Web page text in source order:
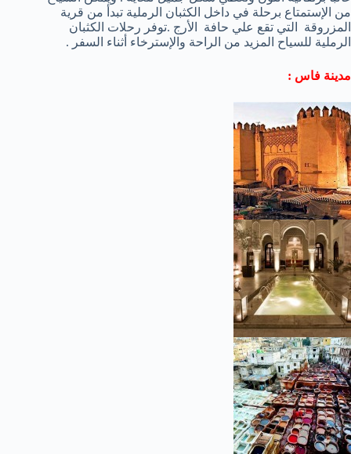
من الإستمتاع برحلة في داخل الكثبان الرملية تبدأ من قرية
المزروقة التي تقع علي حافة الأرج .توفر رحلات الكثبان
الرملية للسياح المزيد من الراحة والإسترخاء أثناء السفر .
مدينة فاس :